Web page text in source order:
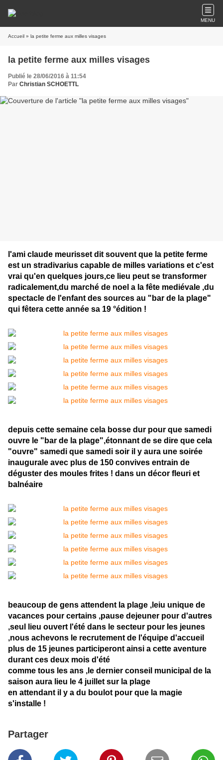
MENU
Accueil » la petite ferme aux milles visages
la petite ferme aux milles visages
Publié le 28/06/2016 à 11:54
Par Christian SCHOETTL
l'ami claude meurisset dit souvent que la petite ferme
est un stradivarius capable de milles variations et c'est
vrai qu'en quelques jours,ce lieu peut se transformer
radicalement,du marché de noel a la fête mediévale ,du
spectacle de l'enfant des sources au "bar de la plage"
qui fêtera cette année sa 19 °édition !
depuis cette semaine cela bosse dur pour que samedi
ouvre le "bar de la plage",étonnant de se dire que cela
"ouvre" samedi que samedi soir il y aura une soirée
inaugurale avec plus de 150 convives entrain de
déguster des moules frites ! dans un décor fleuri et
balnéaire
beaucoup de gens attendent la plage ,leiu unique de
vacances pour certains ,pause dejeuner pour d'autres
,seul lieu ouvert l'été dans le secteur pour les jeunes
,nous achevons le recrutement de l'équipe d'accueil
plus de 15 jeunes participeront ainsi a cette aventure
durant ces deux mois d'été
comme tous les ans ,le dernier conseil municipal de la
saison aura lieu le 4 juillet sur la plage
en attendant il y a du boulot pour que la magie
s'installe !
Partager